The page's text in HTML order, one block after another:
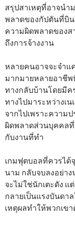
สรุปสาเหตุที่อาจนำ
พลาดของกัปตันที่บิ
ความผิดพลาดของส
ถึงการจ้างงาน
หลายคนอาจจะจำแ
มากมายหลายอาชี
ทางกลับบ้านโดยมีค
ทางไปมาระหว่างเ
จากไปเพราะความ
ผิดพลาดส่วนบุคคลที่
กับงานที่ทำ
เกมฟุตบอลที่ควรได้
นาม กลับจบลงอย่าง
จะไม่ใช่นักเตะดัง แ
กลายเป็นแรงบันดา
เหตุผลทำให้พวกเข